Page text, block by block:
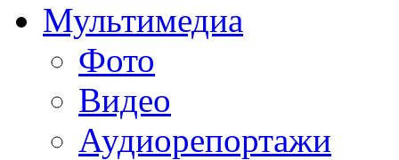
Мультимедиа
Фото
Видео
Аудиорепортажи